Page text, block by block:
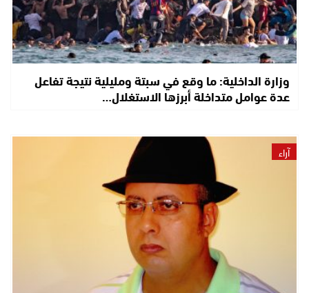
وزارة الداخلية: ما وقع في سبتة ومليلية نتيجة تفاعل
عدة عوامل متداخلة أبرزها الاستغلال…
آراء